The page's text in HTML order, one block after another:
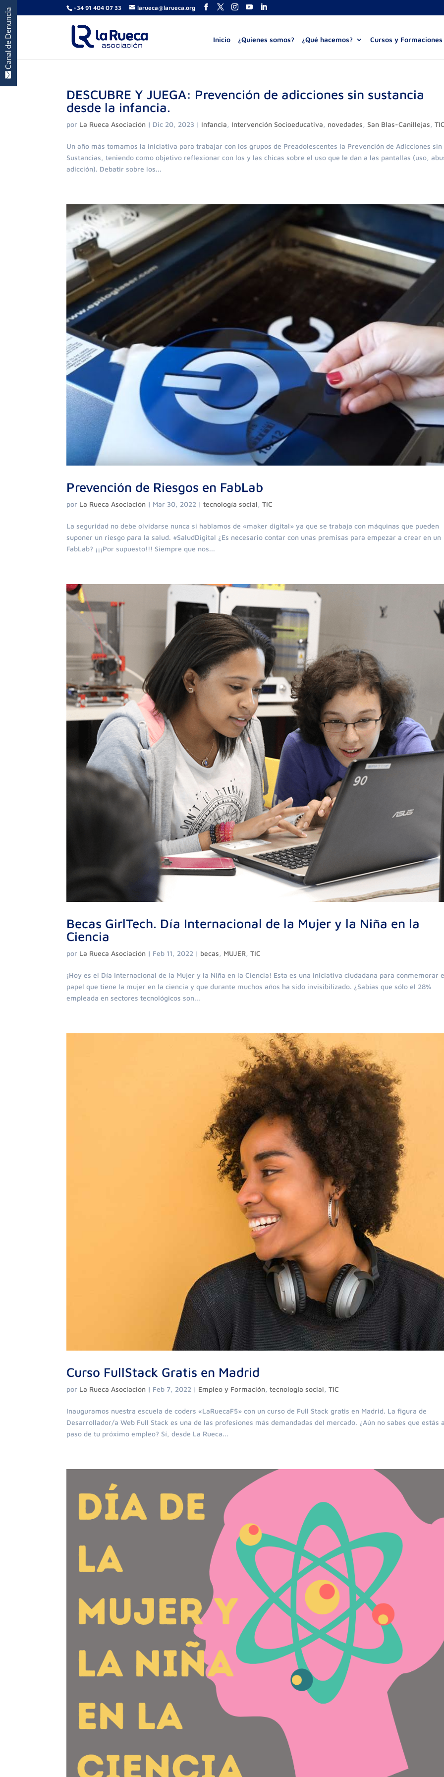
+34 91 404 07 33 larueca@larueca.org
Inicio ¿Quienes somos? ¿Qué hacemos? Cursos y Formaciones
DESCUBRE Y JUEGA: Prevención de adicciones sin sustancia
desde la infancia.
por La Rueca Asociación | Dic 20, 2023 | Infancia Intervención Socioeducativa novedades San Blas-Canillejas ,
Un año más tomamos la iniciativa para trabajar con los grupos de Preadolescentes la Prevención de Adicciones sin
Sustancias, teniendo como objetivo reflexionar con los y las chicas sobre el uso que le dan a las pantallas (uso,
adicción). Debatir sobre los...
Prevención de Riesgos en FabLab
por La Rueca Asociación | Mar 30, 2022 |tecnología social ,TIC
La seguridad no debe olvidarse nunca si hablamos de «maker digital» ya que se trabaja con máquinas que pueden
suponer un riesgo para la salud. #SaludDigital ¿Es necesario contar con unas premisas para empezar a crear en un
FabLab? ¡¡¡Por supuesto!!! Siempre que nos...
Becas GirlTech. Día Internacional de la Mujer y la Niña en la
Ciencia
por La Rueca Asociación | Feb 11, 2022 | becas MUJER ,TIC
¡Hoy es el Día Internacional de la Mujer y la Niña en la Ciencia! Esta es una iniciativa ciudadana para conmemorar
papel que tiene la mujer en la ciencia y que durante muchos años ha sido invisibilizado. ¿Sabías que sólo el 28%
empleada en sectores tecnológicos son...
Curso FullStack Gratis en Madrid
por La Rueca Asociación | Feb 7, 2022 | Empleo y Formación ,tecnología social ,TIC
Inauguramos nuestra escuela de coders «LaRuecaF5» con un curso de Full Stack gratis en Madrid. La figura de
Desarrollador/a Web Full Stack es una de las profesiones más demandadas del mercado. ¿Aún no sabes que estás
paso de tu próximo empleo? Sí, desde La Rueca...